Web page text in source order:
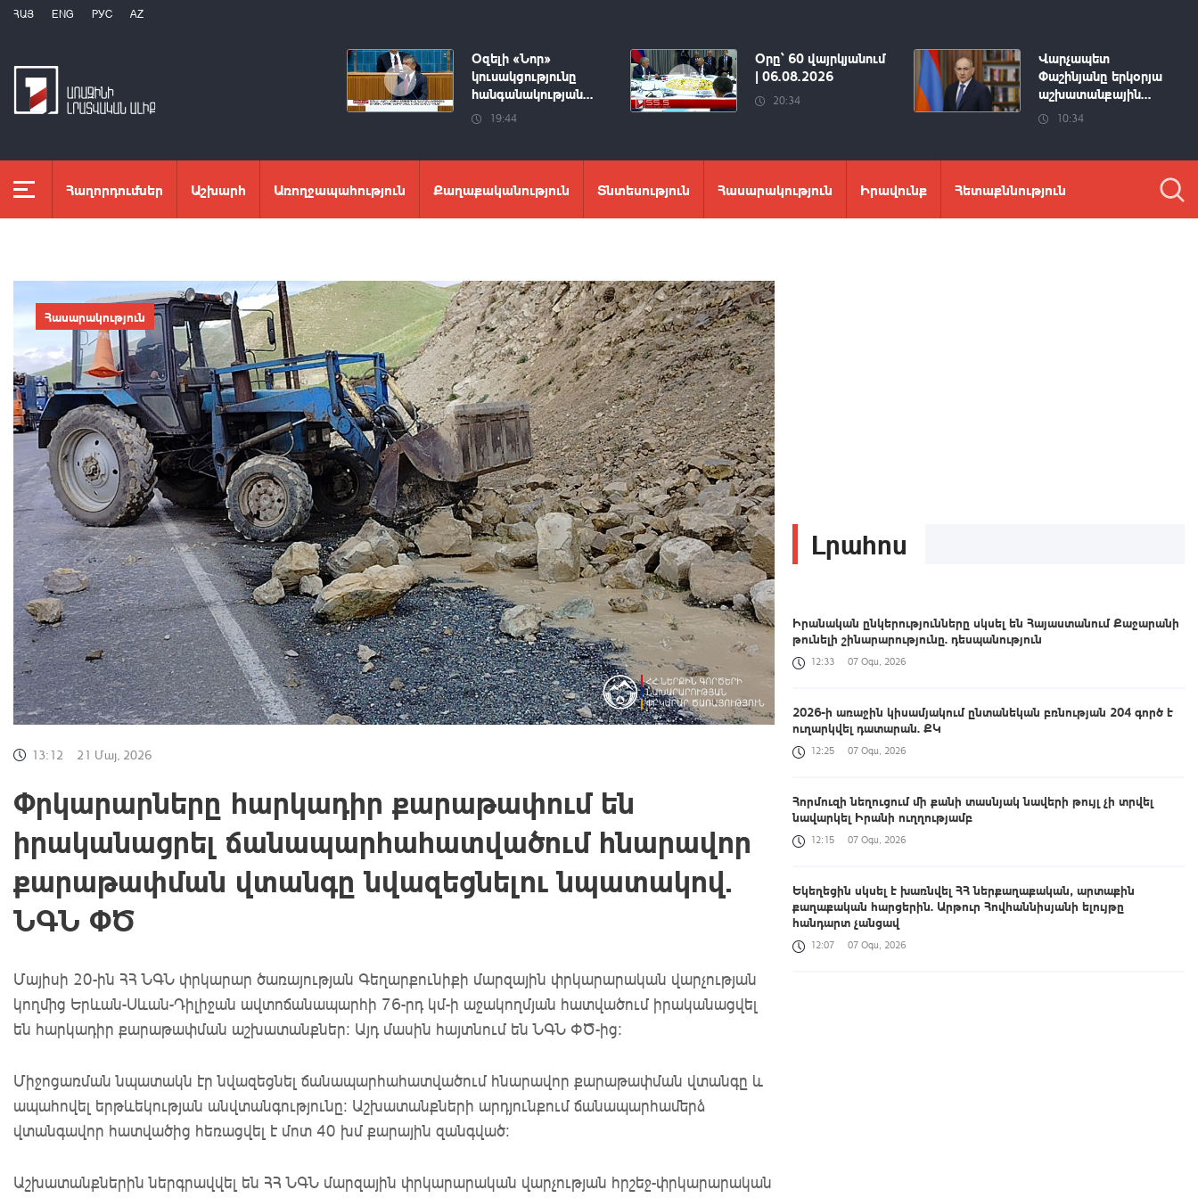
ՀԱՅ ENG РУС AZ
Օզելի «Նոր»
կուսակցությունը
հանգանակության...
19:44
Օրը՝ 60 վայրկյանում
| 06.08.2026
20:34
Վարչապետ
Փաշինյանը երկօրյա
աշխատանքային...
10:34
Հաղորդումներ Աշխարհ Առողջապահություն Քաղաքականություն Տնտեսություն Հասարակություն Իրավունք Հետաքննություն
Հասարակություն
13:12 21 Մայ, 2026
Փրկարարները հարկադիր քարաթափում են
իրականացրել ճանապարհահատվածում հնարավոր
քարաթափման վտանգը նվազեցնելու նպատակով.
ՆԳՆ ՓԾ
Մայիսի 20-ին ՀՀ ՆԳՆ փրկարար ծառայության Գեղարքունիքի մարզային փրկարարական վարչության
կողմից Երևան-Սևան-Դիլիջան ավտոճանապարհի 76-րդ կմ-ի աջակողմյան հատվածում իրականացվել
են հարկադիր քարաթափման աշխատանքներ։ Այդ մասին հայտնում են ՆԳՆ ՓԾ-ից:
Միջոցառման նպատակն էր նվազեցնել ճանապարհահատվածում հնարավոր քարաթափման վտանգը և
ապահովել երթևեկության անվտանգությունը։ Աշխատանքների արդյունքում ճանապարհամերձ
վտանգավոր հատվածից հեռացվել է մոտ 40 խմ քարային զանգված։
Աշխատանքներին ներգրավվել են ՀՀ ՆԳՆ մարզային փրկարարական վարչության հրշեջ-փրկարարական
Լրահոս
Իրանական ընկերությունները սկսել են Հայաստանում Քաջարանի
թունելի շինարարությունը. դեսպանություն
12:33 07 Օգս, 2026
2026-ի առաջին կիսամյակում ընտանեկան բռնության 204 գործ է
ուղարկվել դատարան. ՔԿ
12:25 07 Օգս, 2026
Հորմուզի նեղուցում մի քանի տասնյակ նավերի թույլ չի տրվել
նավարկել Իրանի ուղղությամբ
12:15 07 Օգս, 2026
Եկեղեցին սկսել է խառնվել ՀՀ ներքաղաքական, արտաքին
քաղաքական հարցերին. Արթուր Հովհաննիսյանի ելույթը
հանդարտ չանցավ
12:07 07 Օգս, 2026